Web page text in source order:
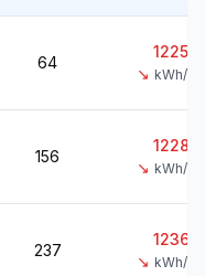
64
1225
↘ kWh/m²
156
1228
↘ kWh/m²
237
1236
↘ kWh/m²